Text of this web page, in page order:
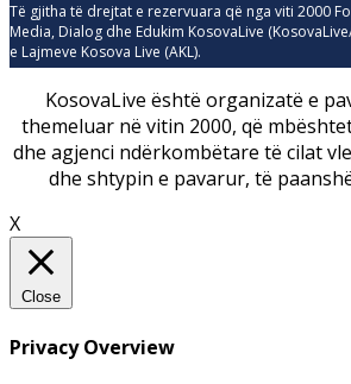
Të gjitha të drejtat e rezervuara që nga viti 2000
Media, Dialog dhe Edukim KosovaLive
e Lajmeve Kosova Live (AKL).
KosovaLive është organizatë e
themeluar në vitin 2000, që
dhe agjenci ndërkombëtare të cilat
dhe shtypin e pavarur, të
X
Close
Privacy Overview